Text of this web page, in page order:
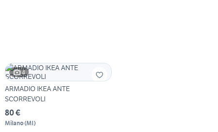
4
ARMADIO IKEA ANTE
SCORREVOLI
80 €
Milano(MI)